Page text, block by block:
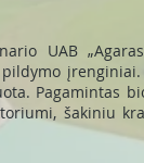
UAB
Pagamintas
šakiniu